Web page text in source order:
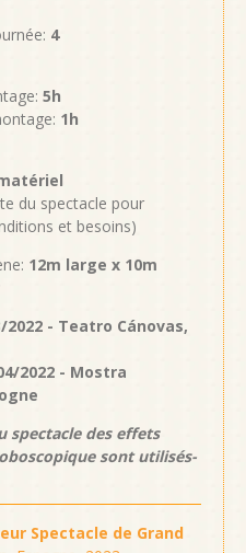
4
5h
1h
du spectacle pour
et besoins)
12m large x 10m
2022 - Teatro Cánovas,
2022 - Mostra
spectacle des effets
sont utilisés-
Spectacle de Grand